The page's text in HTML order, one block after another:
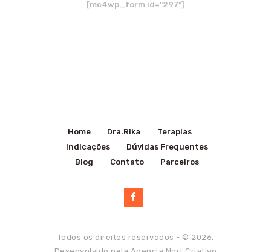
[mc4wp_form id="297"]
Home Dra.Rika
Terapias
Indicações
Dúvidas Frequentes
Blog
Contato Parceiros
Todos os direitos reservados - © 2026.